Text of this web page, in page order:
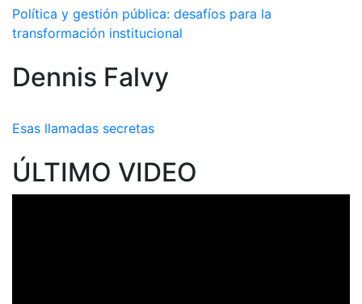
Política y gestión pública: desafíos para la
transformación institucional
Dennis Falvy
Esas llamadas secretas
ÚLTIMO VIDEO